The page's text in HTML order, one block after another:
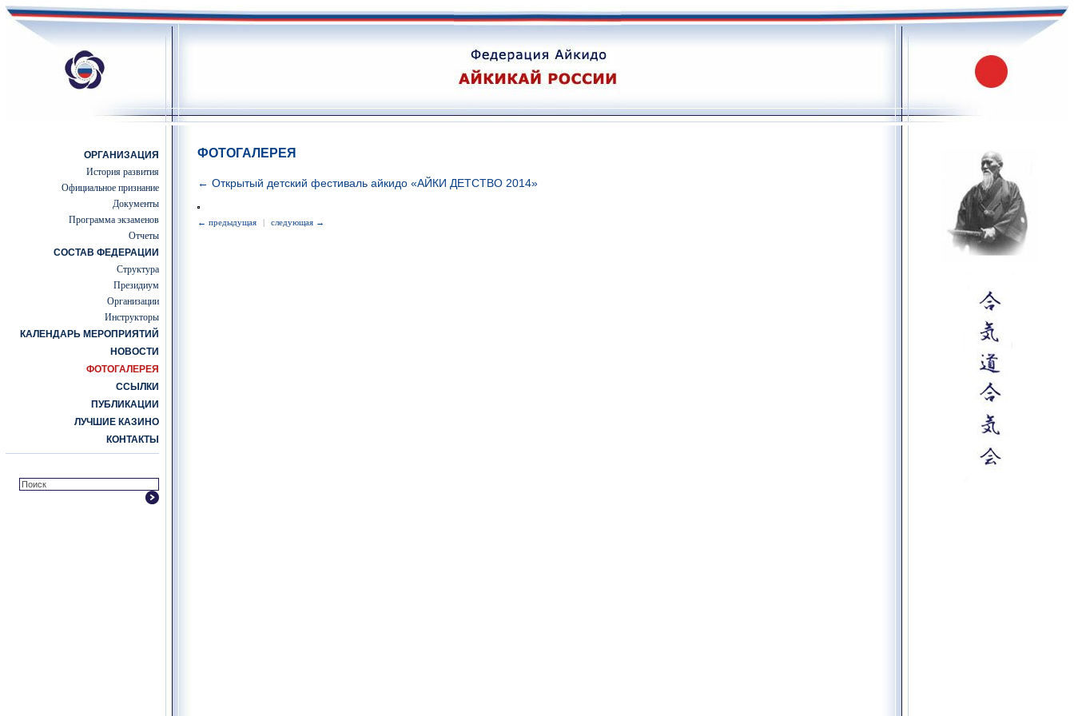
ОРГАНИЗАЦИЯ
История развития
Официальное признание
Документы
Программа экзаменов
Отчеты
СОСТАВ ФЕДЕРАЦИИ
Структура
Президиум
Организации
Инструкторы
КАЛЕНДАРЬ МЕРОПРИЯТИЙ
НОВОСТИ
ФОТОГАЛЕРЕЯ
ССЫЛКИ
ПУБЛИКАЦИИ
ЛУЧШИЕ КАЗИНО
КОНТАКТЫ
ФОТОГАЛЕРЕЯ
← Открытый детский фестиваль айкидо «АЙКИ ДЕТСТВО 2014»
← предыдущая | следующая →